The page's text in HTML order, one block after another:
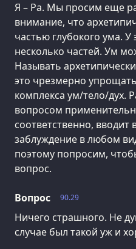
Я – Ра. Мы просим еще
внимание, что
частью глубокого ума. У
несколько частей. Ум
Называть
это чрезмерно
комплекса ум/тело/дух.
вопросом
соответственно, вводит
заблуждение в любом
поэтому попросим,
вопрос.
90.29
Вопрос
Ничего страшного. Не
случае был такой уж и